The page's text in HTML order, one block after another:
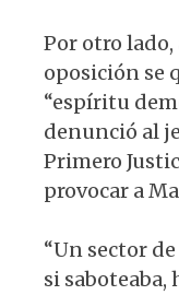
Por otro
oposición se
“espíritu
denunció al
Primero
provocar a
“Un sector
si